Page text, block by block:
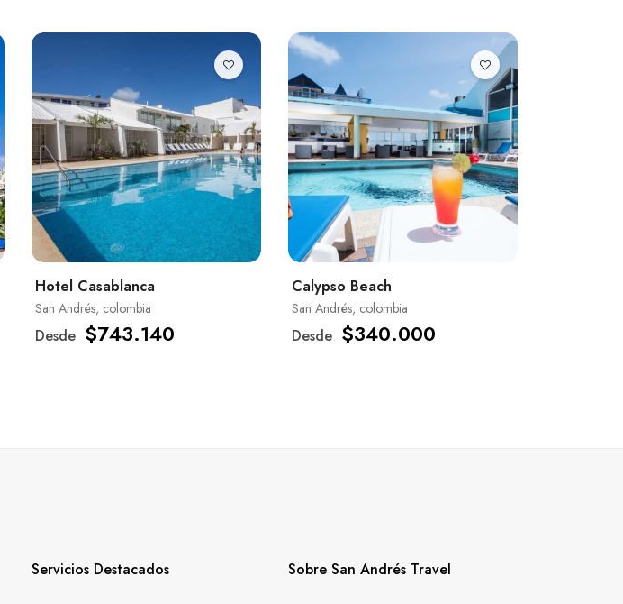
Hotel Casablanca
San Andrés, colombia
Desde $743.140
Calypso Beach
San Andrés, colombia
Desde $340.000
Servicios Destacados Sobre San Andrés Travel